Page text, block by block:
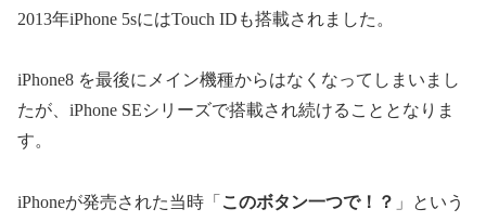
2013年iPhone 5sにはTouch IDも搭載されました。
iPhone8 を最後にメイン機種からはなくなってしまいまし
たが、iPhone SEシリーズで搭載され続けることとなりま
す。
iPhoneが発売された当時「 このボタン一つで！？ 」という